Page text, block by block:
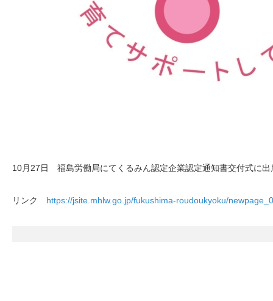
10月27日 福島労働局にてくるみん認定企業認定通知書交付式に出
リンク https://jsite.mhlw.go.jp/fukushima-roudoukyoku/